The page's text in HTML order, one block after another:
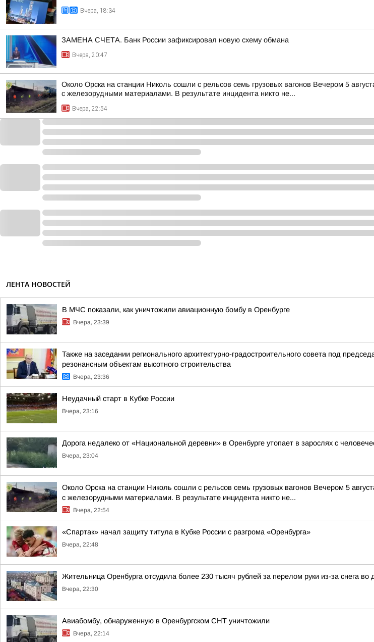
Вчера, 18:34
ЗАМЕНА СЧЕТА. Банк России зафиксировал новую схему обмана
Вчера, 20:47
Около Орска на станции Николь сошли с рельсов семь грузовых вагонов Вечером 5
с железорудными материалами. В результате инцидента никто не...
Вчера, 22:54
ЛЕНТА НОВОСТЕЙ
В МЧС показали, как уничтожили авиационную бомбу в Оренбурге
Вчера, 23:39
Также на заседании регионального архитектурно-градостроительного совета под
резонансным объектам высотного строительства
Вчера, 23:36
Неудачный старт в Кубке России
Вчера, 23:16
Дорога недалеко от «Национальной деревни» в Оренбурге утопает в зарослях с
Вчера, 23:04
Около Орска на станции Николь сошли с рельсов семь грузовых вагонов Вечером 5
с железорудными материалами. В результате инцидента никто не...
Вчера, 22:54
«Спартак» начал защиту титула в Кубке России с разгрома «Оренбурга»
Вчера, 22:48
Жительница Оренбурга отсудила более 230 тысяч рублей за перелом руки из-за снега во
Вчера, 22:30
Авиабомбу, обнаруженную в Оренбургском СНТ уничтожили
Вчера, 22:14